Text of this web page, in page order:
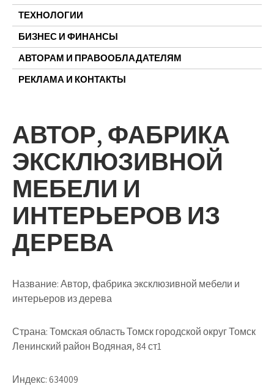
ТЕХНОЛОГИИ
БИЗНЕС И ФИНАНСЫ
АВТОРАМ И ПРАВООБЛАДАТЕЛЯМ
РЕКЛАМА И КОНТАКТЫ
АВТОР, ФАБРИКА
ЭКСКЛЮЗИВНОЙ
МЕБЕЛИ И
ИНТЕРЬЕРОВ ИЗ
ДЕРЕВА
Название:Автор, фабрика эксклюзивной мебели и
интерьеров из дерева
Страна:Томская область Томск городской округ Томск
Ленинский район Водяная, 84 ст1
Индекс:634009